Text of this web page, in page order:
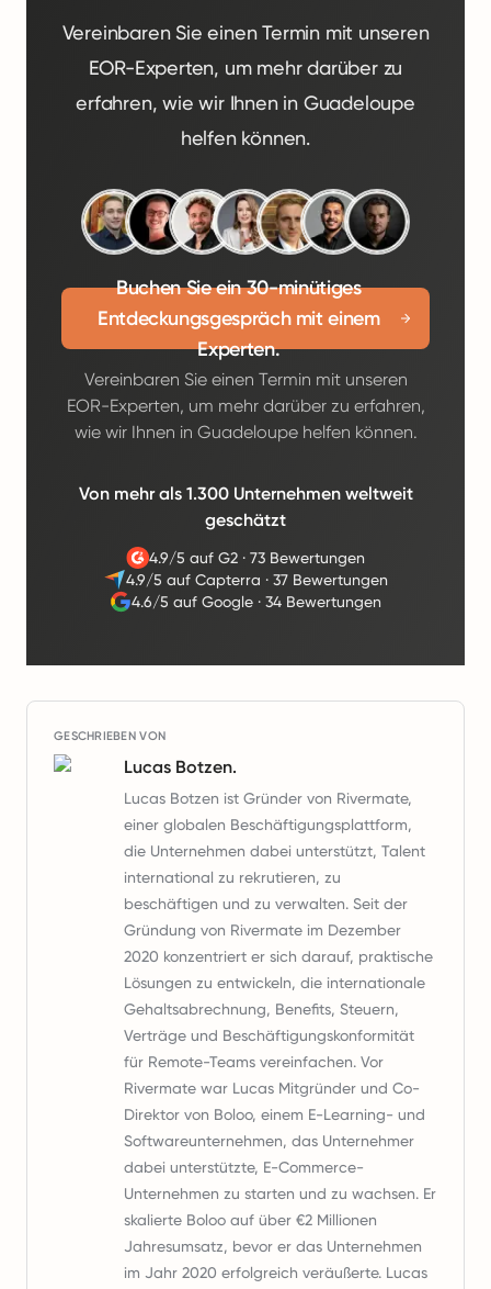
Vereinbaren Sie einen Termin mit unseren
EOR-Experten, um mehr darüber zu
erfahren, wie wir Ihnen in Guadeloupe
helfen können.
Buchen Sie ein 30-minütiges
Entdeckungsgespräch mit einem
Experten.
Vereinbaren Sie einen Termin mit unseren
EOR-Experten, um mehr darüber zu erfahren,
wie wir Ihnen in Guadeloupe helfen können.
Von mehr als 1.300 Unternehmen weltweit
geschätzt
4.9/5 auf G2· 73 Bewertungen
4.9/5 auf Capterra · 37 Bewertungen
4.6/5 auf Google ·34 Bewertungen
GESCHRIEBEN VON
Lucas Botzen.
Lucas Botzen ist Gründer von Rivermate,
einer globalen Beschäftigungsplattform,
die Unternehmen dabei unterstützt, Talent
international zu rekrutieren, zu
beschäftigen und zu verwalten. Seit der
Gründung von Rivermate im Dezember
2020 konzentriert er sich darauf, praktische
Lösungen zu entwickeln, die internationale
Gehaltsabrechnung, Benefits, Steuern,
Verträge und Beschäftigungskonformität
für Remote-Teams vereinfachen. Vor
Rivermate war Lucas Mitgründer und Co-
Direktor von Boloo, einem E-Learning- und
Softwareunternehmen, das Unternehmer
dabei unterstützte, E-Commerce-
Unternehmen zu starten und zu wachsen. Er
skalierte Boloo auf über €2 Millionen
Jahresumsatz, bevor er das Unternehmen
im Jahr 2020 erfolgreich veräußerte. Lucas